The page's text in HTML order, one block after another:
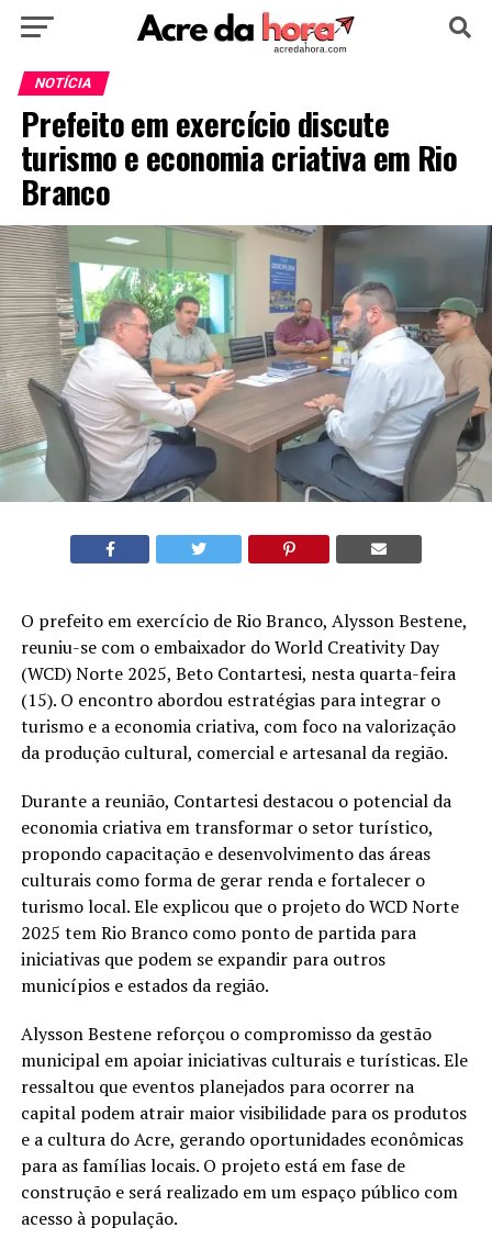
HOME
EDUCAÇÃO NOTÍCIA MUNDO
NOTÍCIA
Prefeito em exercício discute
turismo e economia criativa em Rio
Branco
O prefeito em exercício de Rio Branco, Alysson Bestene,
reuniu-se com o embaixador do World Creativity Day
(WCD) Norte 2025, Beto Contartesi, nesta quarta-feira
(15). O encontro abordou estratégias para integrar o
turismo e a economia criativa, com foco na valorização
da produção cultural, comercial e artesanal da região.
Durante a reunião, Contartesi destacou o potencial da
economia criativa em transformar o setor turístico,
propondo capacitação e desenvolvimento das áreas
culturais como forma de gerar renda e fortalecer o
turismo local. Ele explicou que o projeto do WCD Norte
2025 tem Rio Branco como ponto de partida para
iniciativas que podem se expandir para outros
municípios e estados da região.
Alysson Bestene reforçou o compromisso da gestão
municipal em apoiar iniciativas culturais e turísticas. Ele
ressaltou que eventos planejados para ocorrer na
capital podem atrair maior visibilidade para os produtos
e a cultura do Acre, gerando oportunidades econômicas
para as famílias locais. O projeto está em fase de
construção e será realizado em um espaço público com
acesso à população.